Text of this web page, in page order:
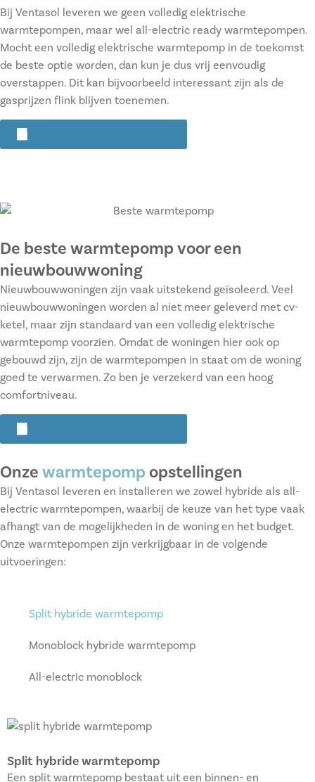
Bij Ventasol leveren we geen volledig elektrische
warmtepompen, maar wel all-electric ready warmtepompen.
Mocht een volledig elektrische warmtepomp in de toekomst
de beste optie worden, dan kun je dus vrij eenvoudig
overstappen. Dit kan bijvoorbeeld interessant zijn als de
gasprijzen flink blijven toenemen.
De beste warmtepomp voor een
nieuwbouwwoning
Nieuwbouwwoningen zijn vaak uitstekend geïsoleerd. Veel
nieuwbouwwoningen worden al niet meer geleverd met cv-
ketel, maar zijn standaard van een volledig elektrische
warmtepomp voorzien. Omdat de woningen hier ook op
gebouwd zijn, zijn de warmtepompen in staat om de woning
goed te verwarmen. Zo ben je verzekerd van een hoog
comfortniveau.
Onzewarmtepomp opstellingen
Bij Ventasol leveren en installeren we zowel hybride als all-
electric warmtepompen, waarbij de keuze van het type vaak
afhangt van de mogelijkheden in de woning en het budget.
Onze warmtepompen zijn verkrijgbaar in de volgende
uitvoeringen:
Split hybride warmtepomp
Monoblock hybride warmtepomp
All-electric monoblock
Split hybride warmtepomp
Een split warmtepomp bestaat uit een binnen- en